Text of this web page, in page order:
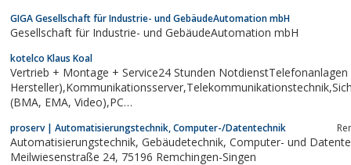
Untersuchung...
GIGA Gesellschaft für Industrie- und GebäudeAutomation mbH
Gesellschaft für Industrie- und GebäudeAutomation mbH
kotelco Klaus Koal
Vertrieb + Montage + Service24 Stunden NotdienstTelefonanlagen
(BMA, EMA, Video),PC
Anlagen,Automatisierungstechnik,Gebäudetechnik,...
proserv | Automatisierungstechnik, Computer-/Datentechnik
Automatisierungstechnik, Gebäudetechnik, Computer- und Datentechnik.
Meilwiesenstraße 24, 75196 Remchingen-Singen